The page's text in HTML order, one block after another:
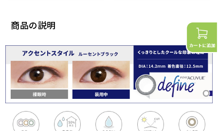
商品の説明